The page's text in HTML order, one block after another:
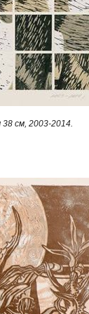
см, 2003-2014.